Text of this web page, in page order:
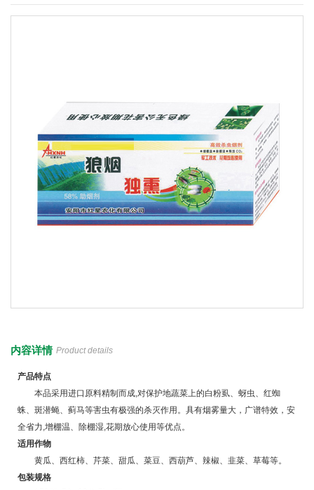
内容详情 Product details
产品特点
本品采用进口原料精制而成,对保护地蔬菜上的白粉虱、蚜虫、红蜘
蛛、斑潜蝇、蓟马等害虫有极强的杀灭作用。具有烟雾量大，广谱特效，安
全省力,增棚温、除棚湿,花期放心使用等优点。
适用作物
黄瓜、西红柿、芹菜、甜瓜、菜豆、西葫芦、辣椒、韭菜、草莓等。
包装规格